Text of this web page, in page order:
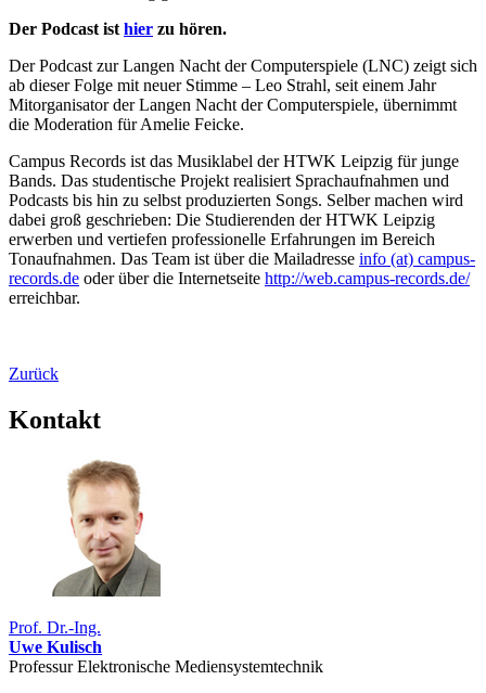
Der Podcast ist hier zu hören.
Der Podcast zur Langen Nacht der Computerspiele (LNC) zeigt sich
ab dieser Folge mit neuer Stimme – Leo Strahl, seit einem Jahr
Mitorganisator der Langen Nacht der Computerspiele, übernimmt
die Moderation für Amelie Feicke.
Campus Records ist das Musiklabel der HTWK Leipzig für junge
Bands. Das studentische Projekt realisiert Sprachaufnahmen und
Podcasts bis hin zu selbst produzierten Songs. Selber machen wird
dabei groß geschrieben: Die Studierenden der HTWK Leipzig
erwerben und vertiefen professionelle Erfahrungen im Bereich
Tonaufnahmen. Das Team ist über die Mailadresse info (at) campus-
records.de oder über die Internetseite http://web.campus-records.de/
erreichbar.
Zurück
Kontakt
Prof. Dr.-Ing.
Uwe Kulisch
Professur Elektronische Mediensystemtechnik